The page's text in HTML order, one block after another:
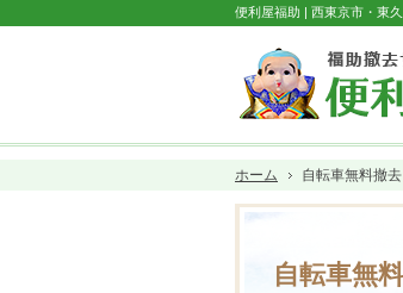
自転車無
便利屋福助 | 西東京市・東
ホーム 自転車無料撤